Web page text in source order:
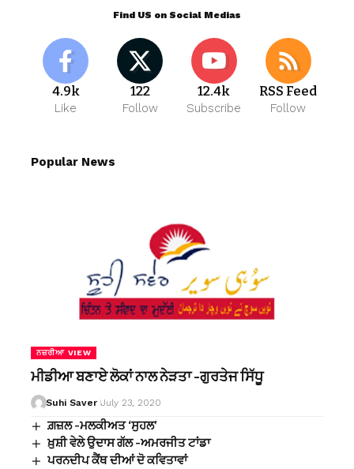
Find US on Social Medias
4.9k
Like
122
Follow
12.4k
Subscribe
RSS Feed
Follow
Popular News
ਨਜ਼ਰੀਆ VIEW
ਮੀਡੀਆ ਬਣਾਏ ਲੋਕਾਂ ਨਾਲ ਨੇੜਤਾ -ਗੁਰਤੇਜ ਸਿੱਧੂ
Suhi Saver July 23, 2020
ਗ਼ਜ਼ਲ -ਮਲਕੀਅਤ ‘ਸੁਹਲ’
ਖ਼ੁਸ਼ੀ ਵੇਲੇ ਉਦਾਸ ਗੱਲ -ਅਮਰਜੀਤ ਟਾਂਡਾ
ਪਰਨਦੀਪ ਕੈਂਥ ਦੀਆਂ ਦੋ ਕਵਿਤਾਵਾਂ